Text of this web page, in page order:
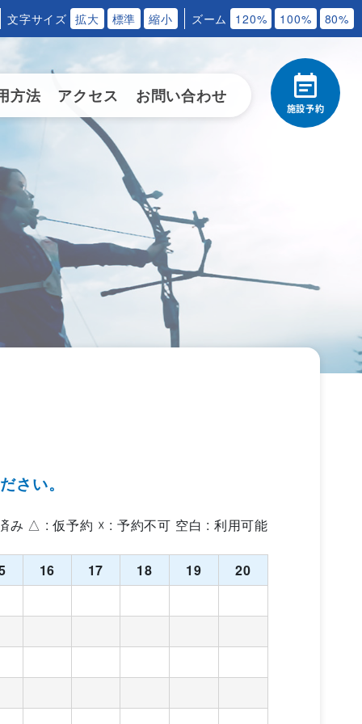
文字サイズ 拡大 標準 縮小 ズーム 120% 100% 80%
方法 アクセス お問い合わせ
施設予約
さい。
み △ : 仮予約 ☓ : 予約不可 空白 : 利用可能
16 17 18 19 20